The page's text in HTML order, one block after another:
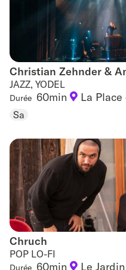
Christian Zehnder &
Christian Zehnder &
JAZZ, YODEL
Durée 60min La
Sa
Chruch
Chruch
POP LO-FI
Durée 60min
Le